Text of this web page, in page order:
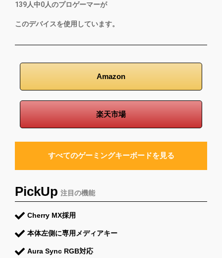
139人中0人のプロゲーマーが
このデバイスを使用しています。
Amazon
楽天市場
すべてのゲーミングキーボードを見る
PickUp 注目の機能
Cherry MX採用
本体左側に専用メディアキー
Aura Sync RGB対応